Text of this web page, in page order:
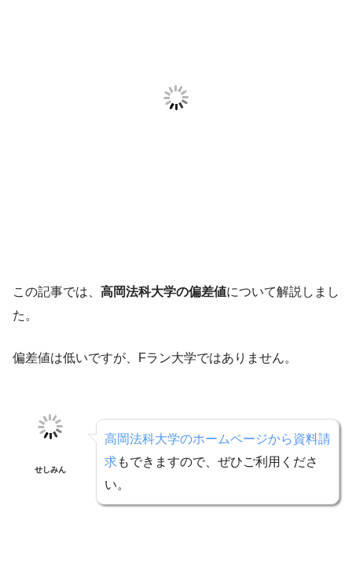
この記事では、 高岡法科大学の偏差値について解説しまし
た。
偏差値は低いですが、Fラン大学ではありません。
せしみん
高岡法科大学のホームページから資料請
求もできますので、ぜひご利用くださ
い。